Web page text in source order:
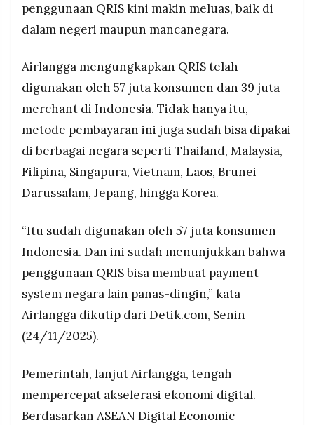
MEDIA
PRAMUDITA
©
Resolusi.co
-
PT.
MEDIA
PRAMUDITA
penggunaan QRIS kini makin meluas, baik di
dalam negeri maupun mancanegara.
Airlangga mengungkapkan QRIS telah
digunakan oleh 57 juta konsumen dan 39 juta
merchant di Indonesia. Tidak hanya itu,
metode pembayaran ini juga sudah bisa dipakai
di berbagai negara seperti Thailand, Malaysia,
Filipina, Singapura, Vietnam, Laos, Brunei
Darussalam, Jepang, hingga Korea.
“Itu sudah digunakan oleh 57 juta konsumen
Indonesia. Dan ini sudah menunjukkan bahwa
penggunaan QRIS bisa membuat payment
system negara lain panas-dingin,” kata
Airlangga dikutip dari Detik.com, Senin
(24/11/2025).
Pemerintah, lanjut Airlangga, tengah
mempercepat akselerasi ekonomi digital.
Berdasarkan ASEAN Digital Economic